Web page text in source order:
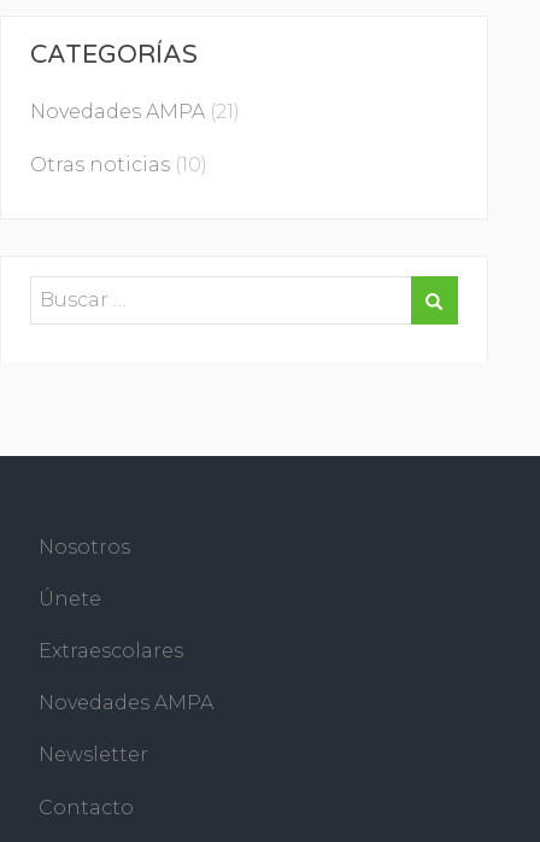
CATEGORÍAS
Novedades AMPA (21)
Otras noticias (10)
Nosotros
Únete
Extraescolares
Novedades AMPA
Newsletter
Contacto